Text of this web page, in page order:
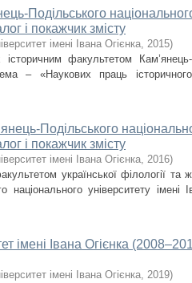
Подільського
і покажчик змісту
імені Івана Огієнка, 2015)
факультетом Кам’янець-
– «Наукових праць
Подільського
і покажчик змісту
імені Івана Огієнка, 2016)
української філології та
національного університету імені
імені Івана Огієнка
імені Івана Огієнка, 2019)